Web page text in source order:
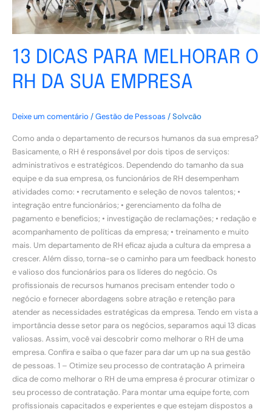
13 DICAS PARA MELHORAR O
RH DA SUA EMPRESA
Deixe um comentário /Gestão de Pessoas /Solvcão
Como anda o departamento de recursos humanos da sua empresa?
Basicamente, o RH é responsável por dois tipos de serviços:
administrativos e estratégicos. Dependendo do tamanho da sua
equipe e da sua empresa, os funcionários de RH desempenham
atividades como: • recrutamento e seleção de novos talentos; •
integração entre funcionários; • gerenciamento da folha de
pagamento e benefícios; • investigação de reclamações; • redação e
acompanhamento de políticas da empresa; • treinamento e muito
mais. Um departamento de RH eficaz ajuda a cultura da empresa a
crescer. Além disso, torna-se o caminho para um feedback honesto
e valioso dos funcionários para os líderes do negócio. Os
profissionais de recursos humanos precisam entender todo o
negócio e fornecer abordagens sobre atração e retenção para
atender as necessidades estratégicas da empresa. Tendo em vista a
importância desse setor para os negócios, separamos aqui 13 dicas
valiosas. Assim, você vai descobrir como melhorar o RH de uma
empresa. Confira e saiba o que fazer para dar um up na sua gestão
de pessoas. 1 – Otimize seu processo de contratação A primeira
dica de como melhorar o RH de uma empresa é procurar otimizar o
seu processo de contratação. Para montar uma equipe forte, com
profissionais capacitados e experientes e que estejam dispostos a